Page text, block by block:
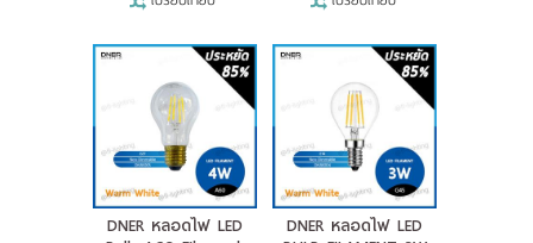
DNER หลอดไฟ LED DNER หลอดไฟ LED